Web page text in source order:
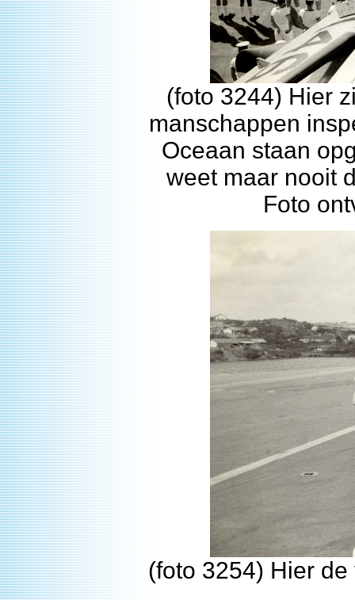
(foto 3244) Hier
manschappen
Oceaan staan
weet maar nooit
Foto
(foto 3254) Hier